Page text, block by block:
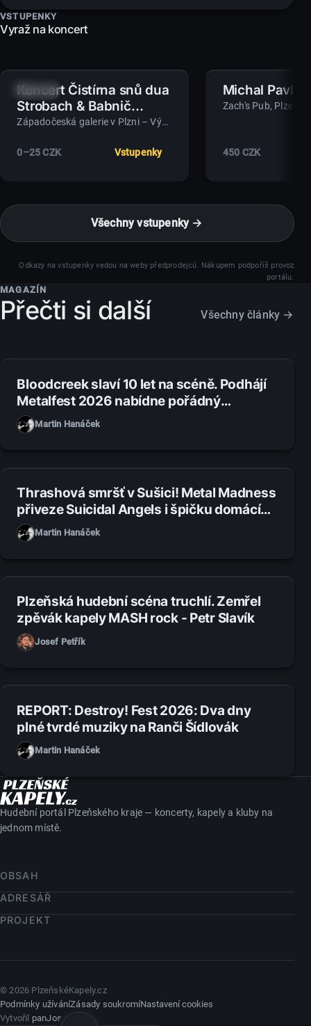
VSTUPENKY
Vyraž na koncert
11.SRP
Koncert Čistírna snů dua
Strobach & Babnič
(Artamo)
Západočeská galerie v Plzni – Výstavní síň „13“
0–25 CZK Vstupenky
ST19.SRP
Michal
Zach's Pub, Plzeň
450 CZK
Všechny vstupenky →
Odkazy na vstupenky vedou na weby předprodejců. Nákupem podpoříš provoz
portálu.
MAGAZÍN
Přečti si další Všechny články →
Bloodcreek slaví 10 let na scéně. Podhájí
Metalfest 2026 nabídne pořádný
metalový večírek
Martin Hanáček
Thrashová smršť v Sušici! Metal Madness
přiveze Suicidal Angels i špičku domácí
scényMartin Hanáček
Plzeňská hudební scéna truchlí. Zemřel
zpěvák kapely MASH rock - Petr Slavík
Josef Petřík
REPORT: Destroy! Fest 2026: Dva dny
plné tvrdé muziky na Ranči Šídlovák
Martin Hanáček
Hudební portál Plzeňského kraje — koncerty, kapely a kluby na
jednom místě.
OBSAH
ADRESÁŘ
PROJEKT
© 2026 PlzeňskéKapely.cz
Podmínky užíváníZásady soukromíNastavení cookies
Vytvořil panJosef.cz